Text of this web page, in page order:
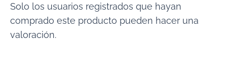
Solo los usuarios registrados que hayan
comprado este producto pueden hacer una
valoración.